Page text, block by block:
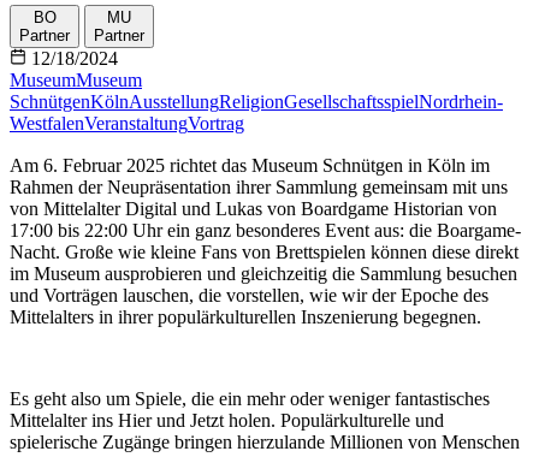
BO
Partner
MU
Partner
12/18/2024
MuseumMuseum
SchnütgenKölnAusstellungReligionGesellschaftsspielNordrhein-
WestfalenVeranstaltungVortrag
Am 6. Februar 2025 richtet das Museum Schnütgen in Köln im
Rahmen der Neupräsentation ihrer Sammlung gemeinsam mit uns
von Mittelalter Digital und Lukas von Boardgame Historian von
17:00 bis 22:00 Uhr ein ganz besonderes Event aus: die Boargame-
Nacht. Große wie kleine Fans von Brettspielen können diese direkt
im Museum ausprobieren und gleichzeitig die Sammlung besuchen
und Vorträgen lauschen, die vorstellen, wie wir der Epoche des
Mittelalters in ihrer populärkulturellen Inszenierung begegnen.
Es geht also um Spiele, die ein mehr oder weniger fantastisches
Mittelalter ins Hier und Jetzt holen. Populärkulturelle und
spielerische Zugänge bringen hierzulande Millionen von Menschen